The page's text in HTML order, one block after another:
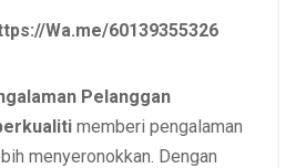
Wa.me/60139355326
Pelanggan
memberi pengalaman
menyeronokkan. Dengan